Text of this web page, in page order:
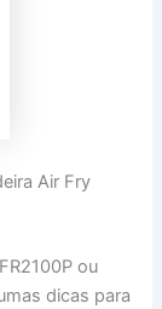
Air Fry
ou
dicas para